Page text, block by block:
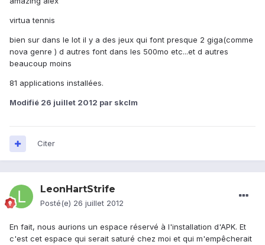
virtua tennis
bien sur dans le lot il y a des jeux qui font presque 2 giga(comme
nova genre ) d autres font dans les 500mo etc...et d autres
beaucoup moins
81 applications installées.
Modifié 26 juillet 2012 par skclm
Citer
LeonHartStrife
Posté(e) 26 juillet 2012
En fait, nous aurions un espace réservé à l'installation d'APK. Et
c'est cet espace qui serait saturé chez moi et qui m'empêcherait